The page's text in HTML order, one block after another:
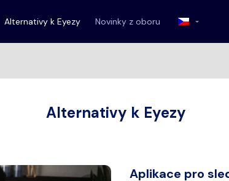
Alternativy k Eyezy Novinky z oboru
Alternativy k Eyezy
Aplikace pro